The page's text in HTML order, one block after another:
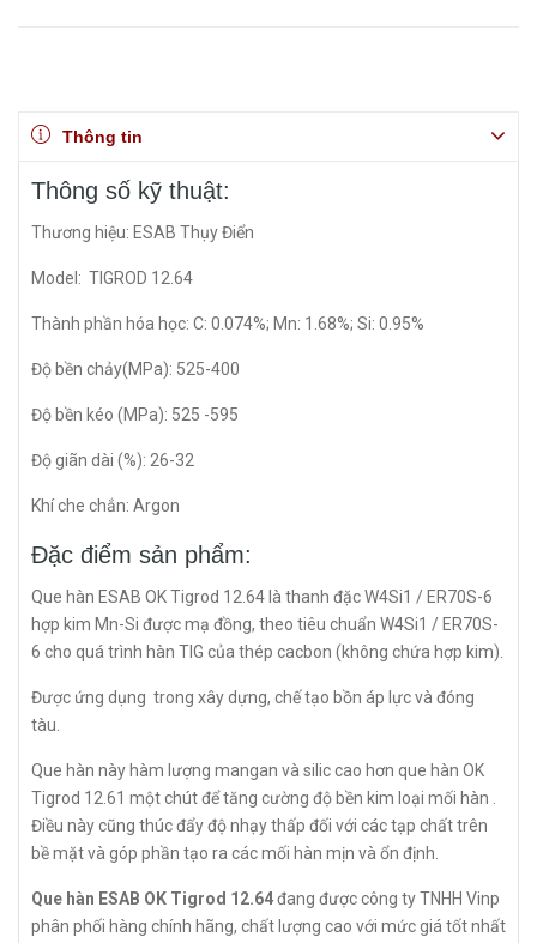
Thông tin
Thông số kỹ thuật:
Thương hiệu: ESAB Thụy Điển
Model: TIGROD 12.64
Thành phần hóa học: C: 0.074%; Mn: 1.68%; Si: 0.95%
Độ bền chảy(MPa): 525-400
Độ bền kéo (MPa): 525 -595
Độ giãn dài (%): 26-32
Khí che chắn: Argon
Đặc điểm sản phẩm:
Que hàn ESAB OK Tigrod 12.64 là thanh đặc W4Si1 / ER70S-6
hợp kim Mn-Si được mạ đồng, theo tiêu chuẩn W4Si1 / ER70S-
6 cho quá trình hàn TIG của thép cacbon (không chứa hợp kim).
Được ứng dụng trong xây dựng, chế tạo bồn áp lực và đóng
tàu.
Que hàn này hàm lượng mangan và silic cao hơn que hàn OK
Tigrod 12.61 một chút để tăng cường độ bền kim loại mối hàn .
Điều này cũng thúc đẩy độ nhạy thấp đối với các tạp chất trên
bề mặt và góp phần tạo ra các mối hàn mịn và ổn định.
Que hàn ESAB OK Tigrod 12.64đang được công ty TNHH Vinp
phân phối hàng chính hãng, chất lượng cao với mức giá tốt nhất